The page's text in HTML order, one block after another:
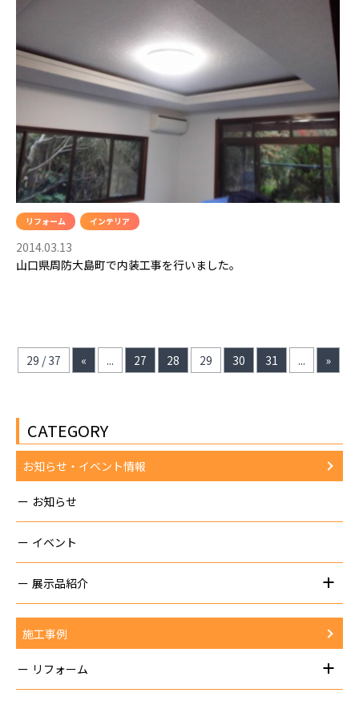
リフォーム インテリア
2014.03.13
山口県周防大島町で内装工事を行いました。
29 / 37 « ... 27 28 29 30 31 ... »
CATEGORY
お知らせ・イベント情報
お知らせ
イベント
展示品紹介
施工事例
リフォーム